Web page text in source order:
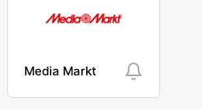
Media Markt